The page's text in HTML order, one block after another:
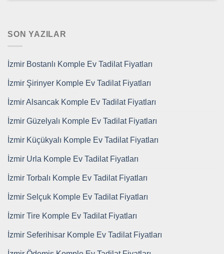
SON YAZILAR
İzmir Bostanlı Komple Ev Tadilat Fiyatları
İzmir Şirinyer Komple Ev Tadilat Fiyatları
İzmir Alsancak Komple Ev Tadilat Fiyatları
İzmir Güzelyalı Komple Ev Tadilat Fiyatları
İzmir Küçükyalı Komple Ev Tadilat Fiyatları
İzmir Urla Komple Ev Tadilat Fiyatları
İzmir Torbalı Komple Ev Tadilat Fiyatları
İzmir Selçuk Komple Ev Tadilat Fiyatları
İzmir Tire Komple Ev Tadilat Fiyatları
İzmir Seferihisar Komple Ev Tadilat Fiyatları